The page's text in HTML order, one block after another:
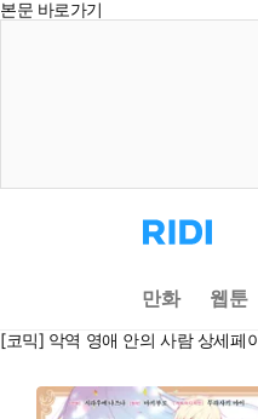
본문 바로가기
리
디
으
로
동
만화 웹툰
[코믹] 악역 영애 안의 사람 상세페